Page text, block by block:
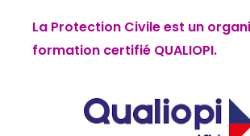
La Protection Civile est un
formation certifié QUALIOPI.